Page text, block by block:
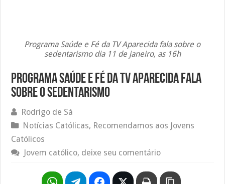
Programa Saúde e Fé da TV Aparecida fala sobre o
sedentarismo dia 11 de janeiro, as 16h
Programa Saúde e Fé da TV Aparecida fala
sobre o sedentarismo
Rodrigo de Sá
Notícias Católicas, Recomendamos aos Jovens
Católicos
Jovem católico, deixe seu comentário